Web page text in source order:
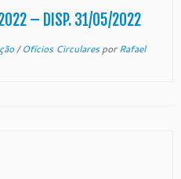
2022 – DISP. 31/05/2022
/Ofícios CircularesporRafael